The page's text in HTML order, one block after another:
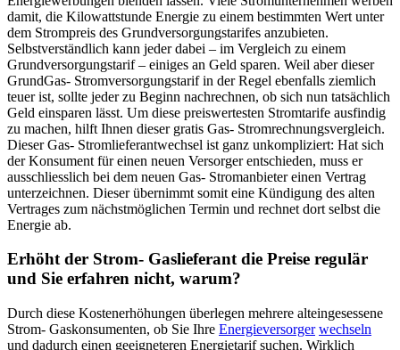
damit, die Kilowattstunde Energie zu einem bestimmten Wert unter
dem Strompreis des Grundversorgungstarifes anzubieten.
Selbstverständlich kann jeder dabei – im Vergleich zu einem
Grundversorgungstarif – einiges an Geld sparen. Weil aber dieser
GrundGas- Stromversorgungstarif in der Regel ebenfalls ziemlich
teuer ist, sollte jeder zu Beginn nachrechnen, ob sich nun tatsächlich
Geld einsparen lässt. Um diese preiswertesten Stromtarife ausfindig
zu machen, hilft Ihnen dieser gratis Gas- Stromrechnungsvergleich.
Dieser Gas- Stromlieferantwechsel ist ganz unkompliziert: Hat sich
der Konsument für einen neuen Versorger entschieden, muss er
ausschliesslich bei dem neuen Gas- Stromanbieter einen Vertrag
unterzeichnen. Dieser übernimmt somit eine Kündigung des alten
Vertrages zum nächstmöglichen Termin und rechnet dort selbst die
Energie ab.
Erhöht der Strom- Gaslieferant die Preise regulär
und Sie erfahren nicht, warum?
Durch diese Kostenerhöhungen überlegen mehrere alteingesessene
Strom- Gaskonsumenten, ob Sie Ihre Energieversorger wechseln
und dadurch einen geeigneteren Energietarif suchen. Wirklich